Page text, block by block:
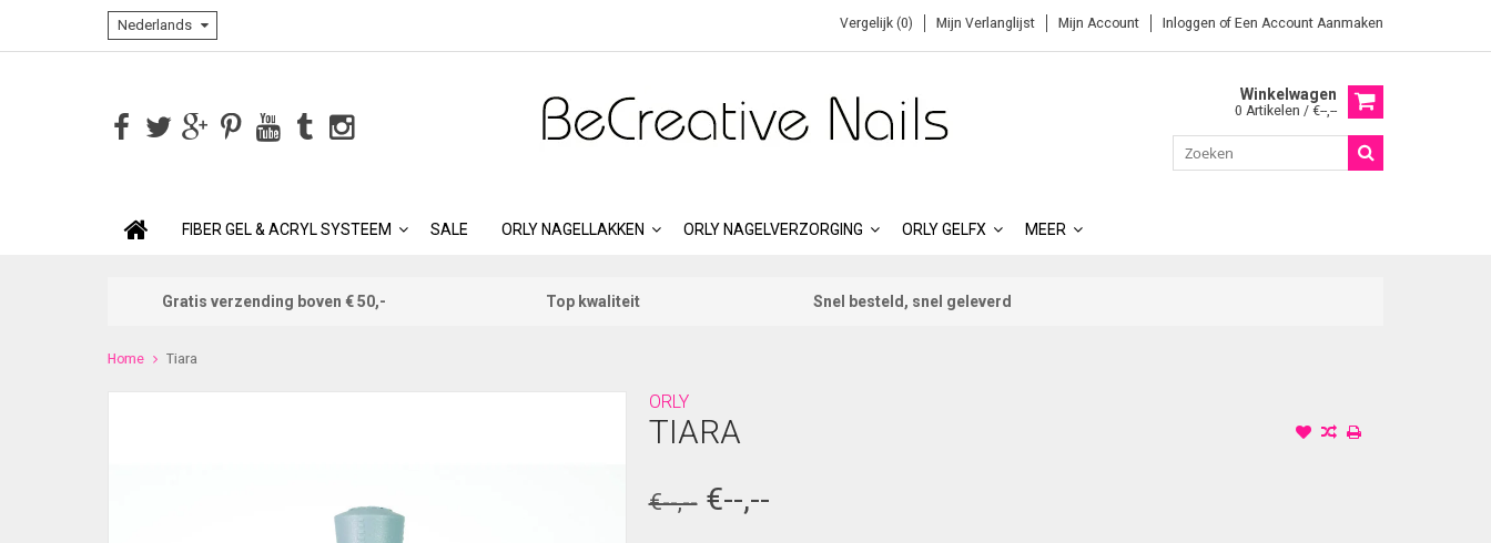
Nederlands Vergelijk (0) Mijn Verlanglijst Mijn Account Inloggen of Een Account Aanmaken
Winkelwagen
0 Artikelen / €--,--
FIBER GEL & ACRYL SYSTEEM SALE ORLY NAGELLAKKEN ORLY NAGELVERZORGING ORLY GELFX MEER
Gratis verzending boven € 50,- Top kwaliteit Snel besteld, snel geleverd
Home Tiara
ORLY
TIARA
€--,-- €--,--